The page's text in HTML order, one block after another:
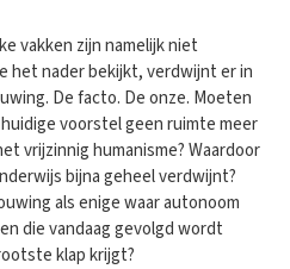
vakken zijn namelijk niet
het nader bekijkt, verdwijnt er in
De facto. De onze. Moeten
voorstel geen ruimte meer
vrijzinnig humanisme? Waardoor
bijna geheel verdwijnt?
als enige waar autonoom
die vandaag gevolgd wordt
klap krijgt?